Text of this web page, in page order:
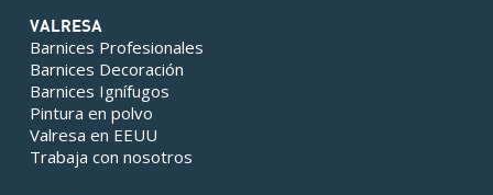
VALRESA
Barnices Profesionales
Barnices Decoración
Barnices Ignífugos
Pintura en polvo
Valresa en EEUU
Trabaja con nosotros